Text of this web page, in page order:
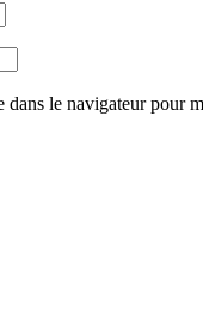
le navigateur pour